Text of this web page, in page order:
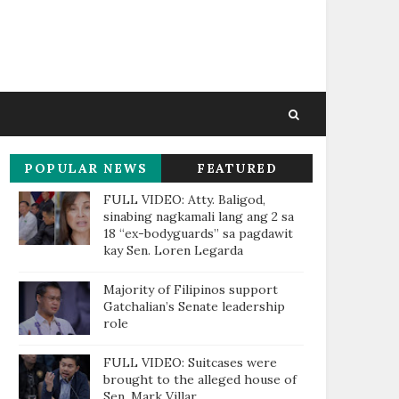
POPULAR NEWS
THIS WEEK
FEATURED
FULL VIDEO: Atty. Baligod,
sinabing nagkamali lang ang 2 sa
18 “ex-bodyguards” sa pagdawit
kay Sen. Loren Legarda
Majority of Filipinos support
Gatchalian’s Senate leadership
role
FULL VIDEO: Suitcases were
brought to the alleged house of